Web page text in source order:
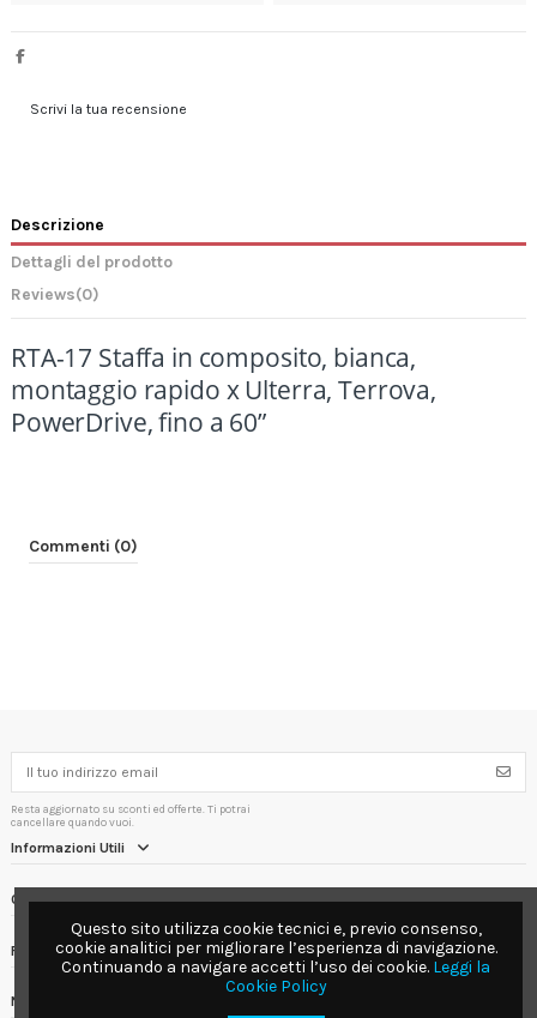
Scrivi la tua recensione
Descrizione
Dettagli del prodotto
Reviews(0)
RTA-17 Staffa in composito, bianca,
montaggio rapido x Ulterra, Terrova,
PowerDrive, fino a 60”
Commenti (0)
Resta aggiornato su sconti ed offerte. Ti potrai
cancellare quando vuoi.
Informazioni Utili
Contact us
Follow us
Newsletter
Questo sito utilizza cookie tecnici e, previo consenso,
cookie analitici per migliorare l’esperienza di navigazione.
Continuando a navigare accetti l’uso dei cookie. Leggi la
Cookie Policy